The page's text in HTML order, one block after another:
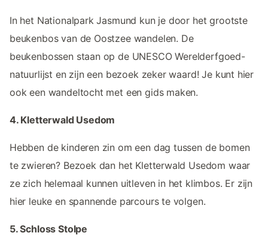
In het Nationalpark Jasmund kun je door het grootste
beukenbos van de Oostzee wandelen. De
beukenbossen staan op de UNESCO Werelderfgoed-
natuurlijst en zijn een bezoek zeker waard! Je kunt hier
ook een wandeltocht met een gids maken.
4. Kletterwald Usedom
Hebben de kinderen zin om een dag tussen de bomen
te zwieren? Bezoek dan het Kletterwald Usedom waar
ze zich helemaal kunnen uitleven in het klimbos. Er zijn
hier leuke en spannende parcours te volgen.
5. Schloss Stolpe